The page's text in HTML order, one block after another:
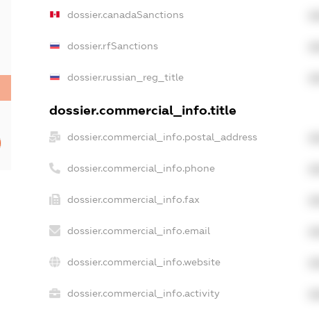
dossier.canadaSanctions
dossier.rfSanctions
dossier.russian_reg_title
dossier.commercial_info.title
dossier.commercial_info.postal_address
dossier.commercial_info.phone
dossier.commercial_info.fax
dossier.commercial_info.email
dossier.commercial_info.website
dossier.commercial_info.activity